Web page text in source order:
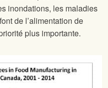
inondations, les maladies
de l’alimentation de
plus importante.